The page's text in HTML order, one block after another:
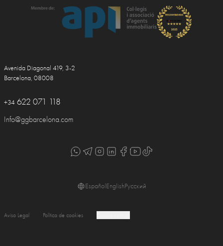
Avenida Diagonal 419, 3-2
Barcelona, 08008
+34 622 071 118
Info@ggbarcelona.com
EspañolEnglishРусский
Aviso Legal Política de cookies